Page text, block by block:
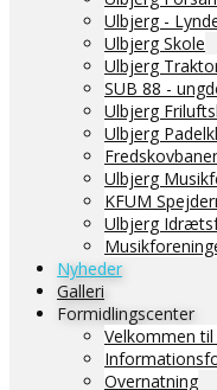
Ulbjerg -
Ulbjerg Skole
Ulbjerg
SUB 88 -
Ulbjerg
Ulbjerg
Ulbjerg
KFUM
Ulbjerg
Nyheder
Galleri
Formidlingscenter
Velkommen
Overnatning